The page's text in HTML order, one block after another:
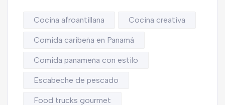
Cocina afroantillana Cocina creativa
Comida caribeña en Panamá
Comida panameña con estilo
Escabeche de pescado
Food trucks gourmet